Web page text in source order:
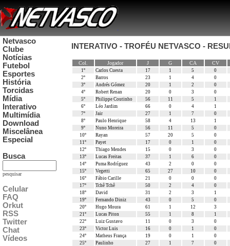
Netvasco
Clube
Notícias
Futebol
Esportes
História
Torcidas
Mídia
Interativo
Multimídia
Download
Miscelânea
Especial
Busca
pesquisar
Celular
FAQ
Orkut
RSS
Twitter
Chat
Vídeos
INTERATIVO - TROFÉU NETVASCO -
Col. Jogador J G CA CV
1º Carlos Cuesta 17 1 5
0
2º
Barros 23 1 4
0
3º
Andrés Gómez 20 1 2
0
4º
Robert Renan 20 0 3
0
5º
Philippe Coutinho 56 11 5
1
6º
Léo Jardim 66 0 4
1
7º
Jair 27 1 7
0
8º
Paulo Henrique 58 4 13
1
9º
Nuno Moreira 56 11 5
0
10º
Rayan 57 20 5
0
11º
Payet 17 0 1
0
12º
Thiago Mendes 15 0 3
0
13º
Lucas Freitas 37 1 6
0
14º
Puma Rodríguez 43 2 0
0
15º
Vegetti 65 27 10
0
16º
Fábio Carille 21 0 0
0
17º
Tchê Tchê 50 2 4
0
18º
David 31 2 3
1
19º
Fernando Diniz 43 0 5
0
20º
Hugo Moura 61 1 12
3
21º
Lucas Piton 55 1 8
1
22º
Luiz Gustavo 11 0 3
0
23º
Victor Luis 16 0 1
0
24º
Matheus França 19 0 1
0
25º
Paulinho 27 1 7
0